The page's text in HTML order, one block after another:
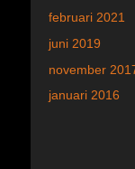
februari 2021
juni 2019
november
januari 2016